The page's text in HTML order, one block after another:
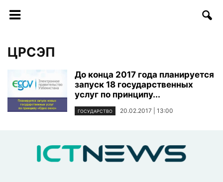
ЦРСЭП
До конца 2017 года планируется
запуск 18 государственных
услуг по принципу...
ГОСУДАРСТВО 20.02.2017 | 13:00